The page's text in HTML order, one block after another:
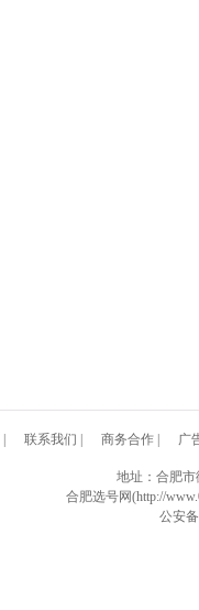
联系我们 商务合作| 广
地址：合肥市
合肥选号网(http://
公安